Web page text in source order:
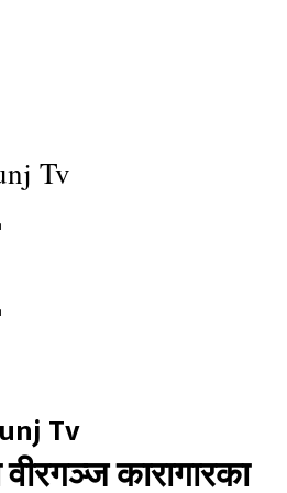
Tv
Tv
वीरगञ्ज कारागारका